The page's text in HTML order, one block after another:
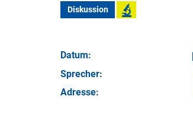
Diskussion
Datum:
Sprecher:
Adresse: